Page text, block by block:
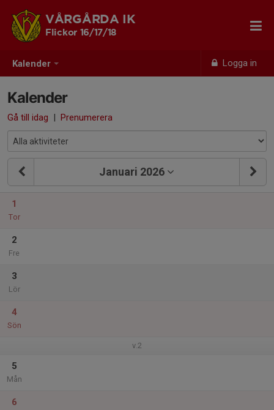
Kalender Logga in
VÅRGÅRDA IK
Flickor 16/17/18
Kalender
Gå till idag | Prenumerera
Januari 2026
1
Tor
2
Fre
3
Lör
4
Sön
v.2
5
Mån
6